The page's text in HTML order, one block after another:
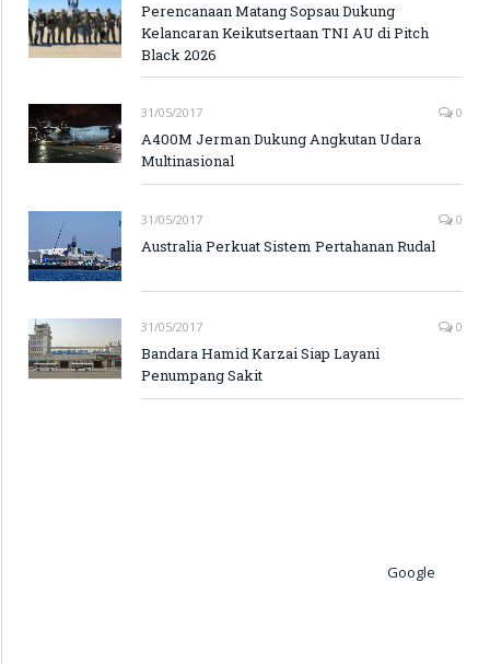
Perencanaan Matang Sopsau Dukung
Kelancaran Keikutsertaan TNI AU di Pitch
Black 2026
31/05/2017 0
A400M Jerman Dukung Angkutan Udara
Multinasional
31/05/2017 0
Australia Perkuat Sistem Pertahanan Rudal
31/05/2017 0
Bandara Hamid Karzai Siap Layani
Penumpang Sakit
Google